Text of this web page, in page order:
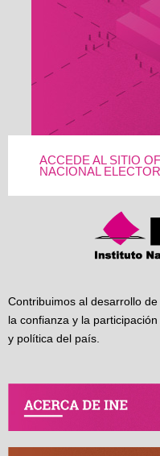
ACCEDE AL SITIO
NACIONAL
Contribuimos al desarrollo
la confianza y la
y política del país.